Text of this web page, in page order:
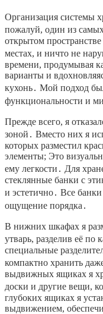
Организация системы
пожалуй, один из
открытом
местах, и ничто не
времени, продумывая
варианты и
кухонь․ Мой подход
функциональности и
Прежде всего, я
зоной․ Вместо них я
которых разместил
элементы; Это
ему легкости․ Для
стеклянные банки с
и эстетично․ Все
ощущение порядка․
В нижних шкафах я
утварь, разделив её по
специальные
компактно хранить
выдвижных ящиках я
доски и другие вещи,
глубоких ящиках я
выдвижением,